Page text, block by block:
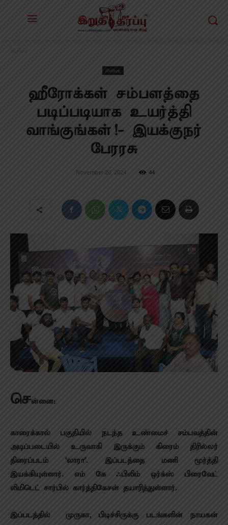
சினிமா
ஹீரோக்கள் சம்பளத்தை
படிப்படியாக உயர்த்தி
வாங்குங்கள்!- இயக்குநர்
பேரரசு
November 20, 2024 44
சென்னை:
காரைக்கால் பகுதியில் நடந்த உண்மைச் சம்பவத்தின்
அடிப்படையில் உருவாகி இருக்கும் கிரைம் திரில்லர்
திரைப்படம் ‘லாரா’. இப்படத்தை மணி மூர்த்தி
இயக்கியுள்ளார். எம் கே ஃபிலிம் ஒர்க்ஸ் பிரைவேட்
லிமிடெட் சார்பில் கார்த்திகேசன் தயாரித்துள்ளார்.
இப்படத்தில் முருகா, பிடிச்சிருக்கு படங்களின் நாயகன்